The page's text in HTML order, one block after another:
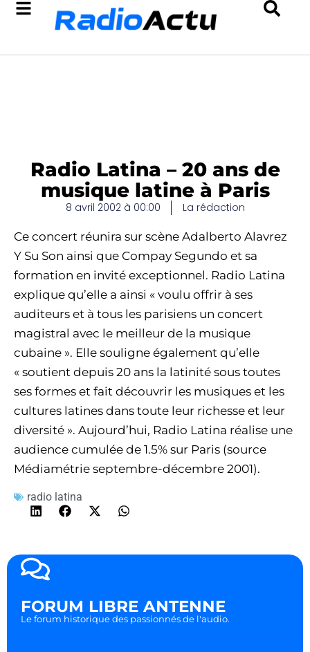
Radio Latina – 20 ans de
musique latine à Paris
8 avril 2002 à 00:00 La rédaction
Ce concert réunira sur scène Adalberto Alavrez
Y Su Son ainsi que Compay Segundo et sa
formation en invité exceptionnel. Radio Latina
explique qu’elle a ainsi « voulu offrir à ses
auditeurs et à tous les parisiens un concert
magistral avec le meilleur de la musique
cubaine ». Elle souligne également qu’elle
« soutient depuis 20 ans la latinité sous toutes
ses formes et fait découvrir les musiques et les
cultures latines dans toute leur richesse et leur
diversité ». Aujourd’hui, Radio Latina réalise une
audience cumulée de 1.5% sur Paris (source
Médiamétrie septembre-décembre 2001).
radio latina
FORUM LIBRE ANTENNE
Le forum historique des passionnés de l'audio.